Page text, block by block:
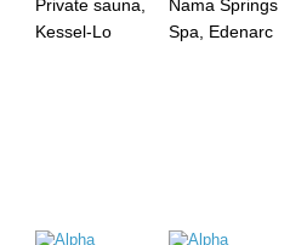
Private sauna,
Kessel-Lo
Nama Springs
Spa, Edenarc